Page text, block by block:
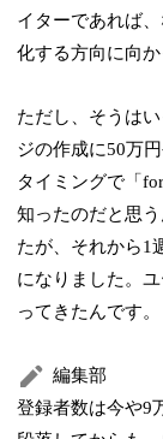
イターであれば
化する方向に向か
ただし、そうは
ジの作成に50万
タイミングで「
知ったのだと思
たが、それから1
になりました。
ってきたんです。
編集部
登録者数は今や9